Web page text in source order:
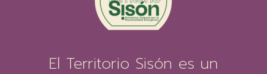
El Territorio Sisón es un